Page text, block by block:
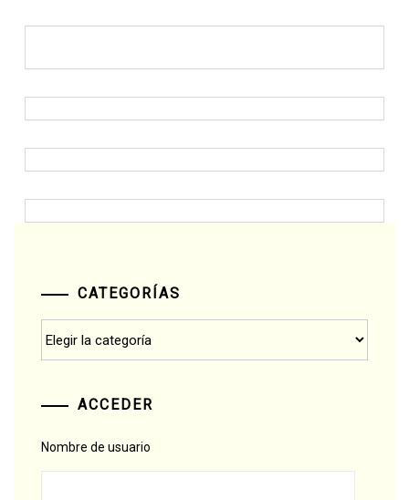
CATEGORÍAS
ACCEDER
Nombre de usuario